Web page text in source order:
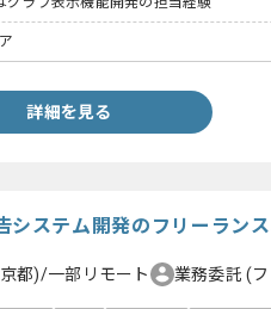
詳細を見る
システム開発のフリーラン
都)/一部リモート 業務委託(